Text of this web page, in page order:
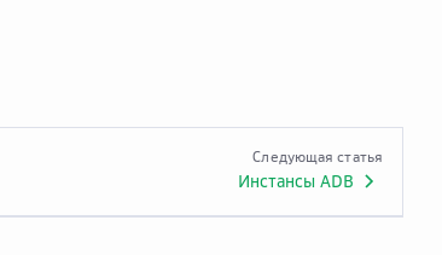
Следующая статья
Инстансы ADB